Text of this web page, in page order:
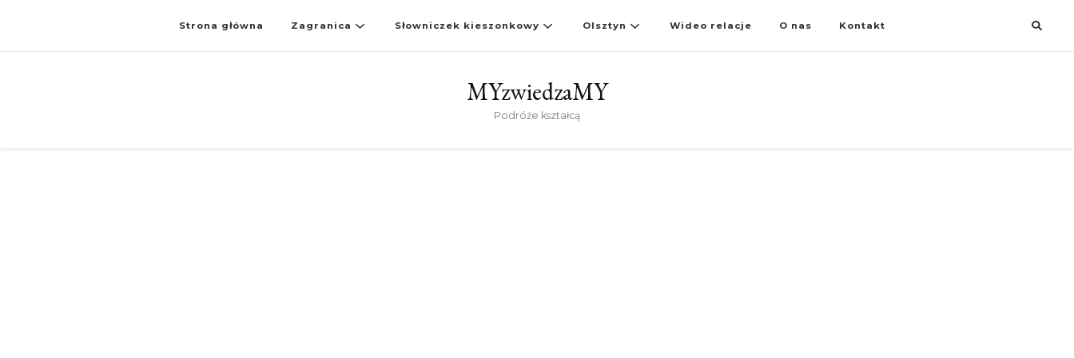
Strona główna Zagranica Słowniczek kieszonkowy Olsztyn Wideo relacje O nas Kontakt
MYzwiedzaMY
Podróże kształcą